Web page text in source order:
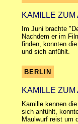
KAMILLE ZUM
Im Juni brachte
Nachdem er im
finden, konnten
und sich anfühlt.
BERLIN
KAMILLE ZUM
Kamille kennen
sich anfühlt,
Maulwurf reist um